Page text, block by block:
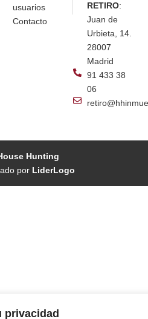
privacidad
usuarios
Contacto
RETIRO:
Juan de
Urbieta, 14.
28007
Madrid
91 433 38
06
Hunting
porLiderLogo